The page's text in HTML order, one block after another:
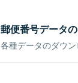
郵便番号データ
各種データのダウ